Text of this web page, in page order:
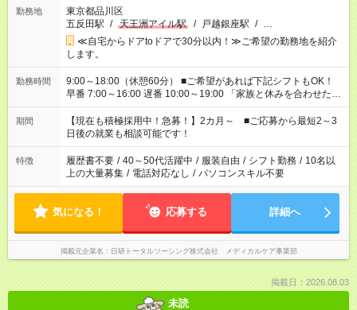
勤務地
東京都品川区
五反田駅 / 天王洲アイル駅 / 戸越銀座駅 / …
≪自宅からドアtoドアで30分以内！≫ご希望の勤務地を紹介
します。
勤務時間
9:00～18:00（休憩60分） ■ご希望があれば下記シフトもOK！
早番 7:00～16:00 遅番 10:00～19:00 「家族と休みを合わせた
い」 「余裕を持って夕飯の準備がしたい」 「できれば残業はし
たくない」 など、ご希望を教えてくださいね。 ※Wワーク希望
の方へ 今ご覧のお仕事で希望する勤務時間と、もう1つのお仕事
の勤務時間。 合計で週40時間を超える場合は応募できません。
期間
【現在も積極採用中！急募！】2カ月～ ■ご応募から最短2～3
日後の就業も相談可能です！
特徴 履歴書不要 / 40～50代活躍中 / 服装自由 / シフト勤務 / 10名以
上の大量募集 / 電話対応なし / パソコンスキル不要
気になる！ 応募する 詳細へ
掲載元企業名 日研トータルソーシング株式会社 メディカルケア事業部
掲載日：2026.08.03
未読